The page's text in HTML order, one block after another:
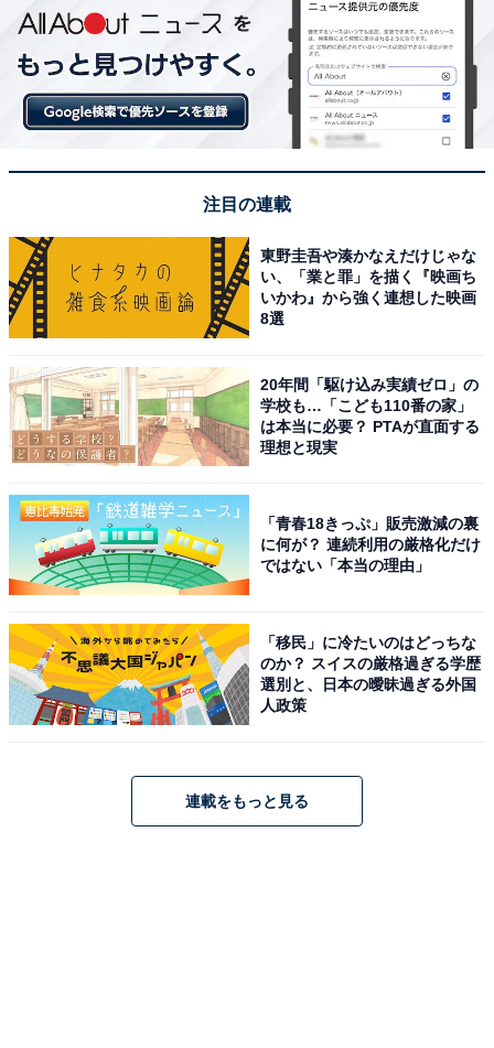
【今日チェックしたい】Pioneerの人気商品5選
Pioneer「MVH-3600」
Pioneer カーオーディオ MVH-3600 1D メカレス USB
iPod iPhone AUX カロッツェリア
Amazonで見る
Pioneer カーオーディオ DEH-5600 1D CD Bluetooth
USB iPod iPhone AUX DSP カロッツェリア
Amazonで見る
Pioneer カーナビ AVIC-RF722 楽ナビ 9インチ フローテ
注目の連載
東野圭吾や湊かなえだけじゃな
い、「業と罪」を描く『映画ち
いかわ』から強く連想した映画
8選
20年間「駆け込み実績ゼロ」の
学校も…「こども110番の家」
は本当に必要？ PTAが直面する
理想と現実
「青春18きっぷ」販売激減の裏
に何が？ 連続利用の厳格化だけ
ではない「本当の理由」
「移民」に冷たいのはどっちな
のか？ スイスの厳格過ぎる学歴
選別と、日本の曖昧過ぎる外国
人政策
連載をもっと見る